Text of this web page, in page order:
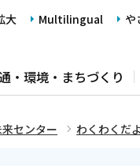
大 Multilingual や
・環境・まちづくり
センター わくわくだ